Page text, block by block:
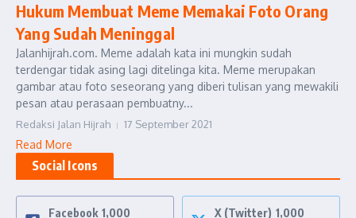
Hukum Membuat Meme Memakai Foto Orang
Yang Sudah Meninggal
Jalanhijrah.com. Meme adalah kata ini mungkin sudah
terdengar tidak asing lagi ditelinga kita. Meme merupakan
gambar atau foto seseorang yang diberi tulisan yang mewakili
pesan atau perasaan pembuatny...
Redaksi Jalan Hijrah 17 September 2021
Read More
Social Icons
Facebook 1,000
X (Twitter) 1,000